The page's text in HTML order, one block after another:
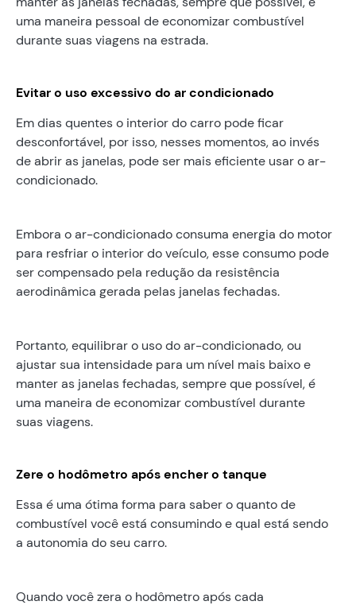
uma maneira pessoal de economizar combustível
durante suas viagens na estrada.
Evitar o uso excessivo do ar condicionado
Em dias quentes o interior do carro pode ficar
desconfortável, por isso, nesses momentos, ao invés
de abrir as janelas, pode ser mais eficiente usar o ar-
condicionado.
Embora o ar-condicionado consuma energia do motor
para resfriar o interior do veículo, esse consumo pode
ser compensado pela redução da resistência
aerodinâmica gerada pelas janelas fechadas.
Portanto, equilibrar o uso do ar-condicionado, ou
ajustar sua intensidade para um nível mais baixo e
manter as janelas fechadas, sempre que possível, é
uma maneira de economizar combustível durante
suas viagens.
Zere o hodômetro após encher o tanque
Essa é uma ótima forma para saber o quanto de
combustível você está consumindo e qual está sendo
a autonomia do seu carro.
Quando você zera o hodômetro após cada